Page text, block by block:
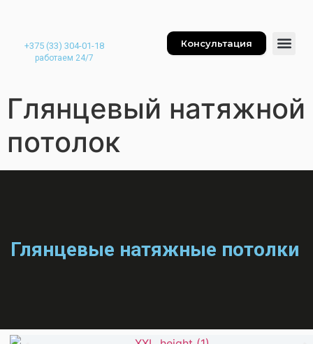
+375 (33) 304-01-18
работаем 24/7
Консультация
Глянцевый натяжной
потолок
Глянцевые натяжные потолки